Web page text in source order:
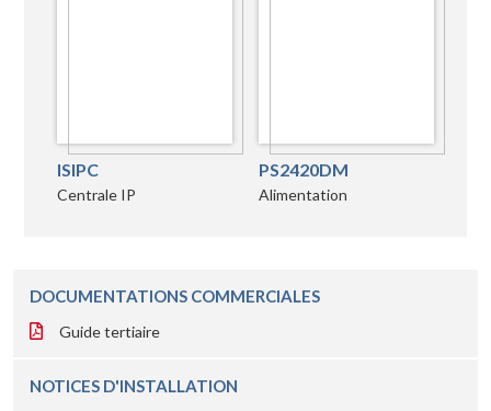
ISIPC
Centrale IP
PS2420DM
Alimentation
DOCUMENTATIONS COMMERCIALES
Guide tertiaire
NOTICES D'INSTALLATION